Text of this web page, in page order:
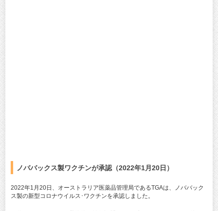
ノババックス製ワクチンが承認（2022年1月20日）
2022年1月20日、オーストラリア医薬品管理局であるTGAは、ノババック
ス製の新型コロナウイルス･ワクチンを承認しました。